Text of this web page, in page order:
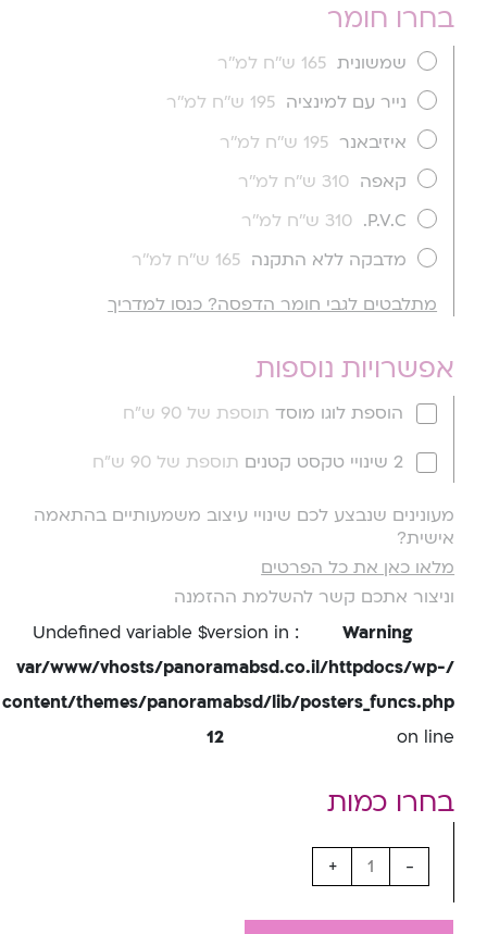
בחרו חומר
שמשונית 165 ש''ח למ''ר
נייר עם למינציה 195 ש''ח למ''ר
איזיבאנר 195 ש''ח למ''ר
קאפה 310 ש''ח למ''ר
P.V.C.
310 ש''ח למ''ר
מדבקה ללא התקנה 165 ש''ח למ''ר
מתלבטים לגבי חומר הדפסה? כנסו למדריך
אפשרויות נוספות
הוספת לוגו מוסד תוספת של 90 ש"ח
2 שינויי טקסט קטנים תוספת של 90 ש"ח
מעונינים שנבצע לכם שינויי עיצוב משמעותיים בהתאמה
אישית?
מלאו כאן את כל הפרטים
וניצור אתכם קשר להשלמת ההזמנה
Warning
: Undefined variable $version in
/var/www/vhosts/panoramabsd.co.il/httpdocs/wp-
content/themes/panoramabsd/lib/posters_funcs.php
on line
12
-
+